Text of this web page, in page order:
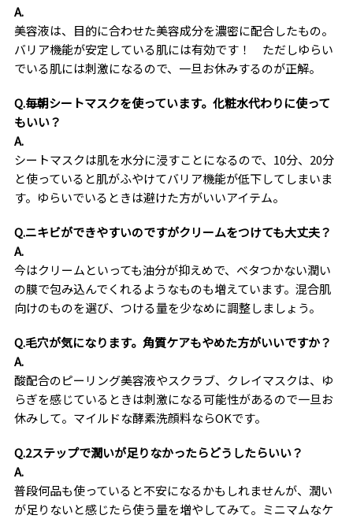
A.
美容液は、目的に合わせた美容成分を濃密に配合したもの。
バリア機能が安定している肌には有効です！ ただしゆらい
でいる肌には刺激になるので、一旦お休みするのが正解。
Q.毎朝シートマスクを使っています。化粧水代わりに使って
もいい？
A.
シートマスクは肌を水分に浸すことになるので、10分、20分
と使っていると肌がふやけてバリア機能が低下してしまいま
す。ゆらいでいるときは避けた方がいいアイテム。
Q.ニキビができやすいのですがクリームをつけても大丈夫？
A.
今はクリームといっても油分が抑えめで、ベタつかない潤い
の膜で包み込んでくれるようなものも増えています。混合肌
向けのものを選び、つける量を少なめに調整しましょう。
Q.毛穴が気になります。角質ケアもやめた方がいいですか？
A.
酸配合のピーリング美容液やスクラブ、クレイマスクは、ゆ
らぎを感じているときは刺激になる可能性があるので一旦お
休みして。マイルドな酵素洗顔料ならOKです。
Q.2ステップで潤いが足りなかったらどうしたらいい？
A.
普段何品も使っていると不安になるかもしれませんが、潤い
が足りないと感じたら使う量を増やしてみて。ミニマムなケ